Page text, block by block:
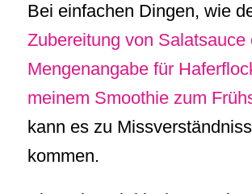
Bei einfachen Dingen, wie
Zubereitung von Salatsauce
Mengenangabe für
meinem Smoothie zum
kann es zu
kommen.